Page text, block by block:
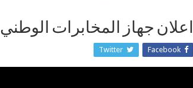
اعلان جهاز المخابرات الوطني
Facebook
Twitter